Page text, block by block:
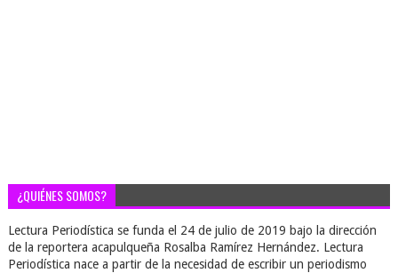
¿QUIÉNES SOMOS?
Lectura Periodística se funda el 24 de julio de 2019 bajo la dirección
de la reportera acapulqueña Rosalba Ramírez Hernández. Lectura
Periodística nace a partir de la necesidad de escribir un periodismo